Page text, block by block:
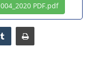
PDF.pdf